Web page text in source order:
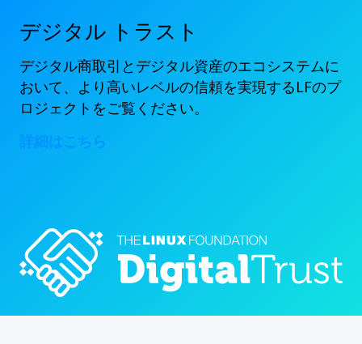
デジタル トラスト
デジタル商取引とデジタル資産のエコシステムに
おいて、より高いレベルの信頼を実現するLFのプ
ロジェクトをご覧ください。
詳細はこちら